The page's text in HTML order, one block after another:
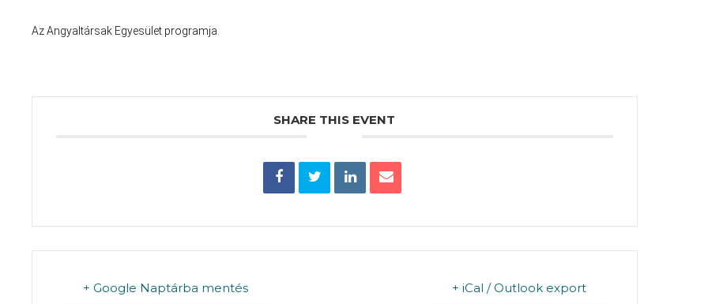
Az Angyaltársak Egyesület programja.
SHARE THIS EVENT
+ Google Naptárba mentés + iCal / Outlook export